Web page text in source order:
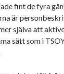
fint de fyra
är
själva att
sätt som i